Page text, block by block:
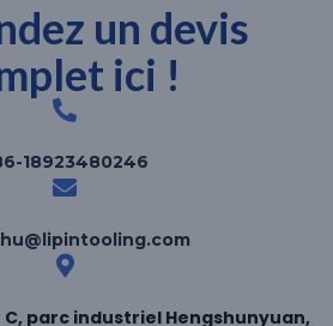
un devis
ici !
18923480246
parc industriel Hengshunyuan,